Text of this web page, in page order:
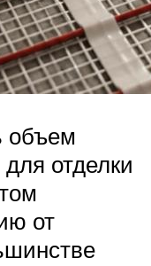
объем
отделки
от